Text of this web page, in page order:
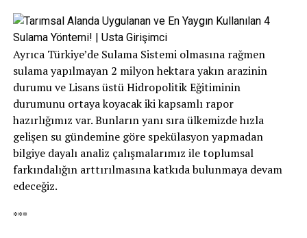
Ayrıca Türkiye’de Sulama Sistemi olmasına rağmen
sulama yapılmayan 2 milyon hektara yakın arazinin
durumu ve Lisans üstü Hidropolitik Eğitiminin
durumunu ortaya koyacak iki kapsamlı rapor
hazırlığımız var. Bunların yanı sıra ülkemizde hızla
gelişen su gündemine göre spekülasyon yapmadan
bilgiye dayalı analiz çalışmalarımız ile toplumsal
farkındalığın arttırılmasına katkıda bulunmaya devam
edeceğiz.
***